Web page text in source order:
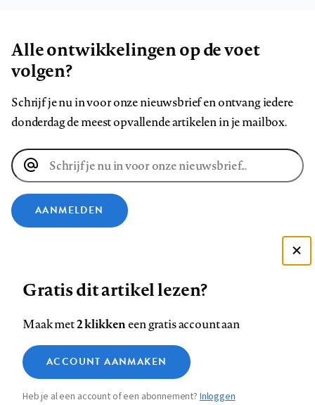
Alle ontwikkelingen op de voet
volgen?
Schrijf je nu in voor onze nieuwsbrief en ontvang iedere
donderdag de meest opvallende artikelen in je mailbox.
E-
mailadres
AANMELDEN
ons
op
Facebook
ons
op
LinkedIn
ons
op
Bluesky
ons
op
Instagram
ons
op
YouTube
ons
Footer
navigation
Contact Colofon Disclaimer Privacy
Medische vragen verdienen
betrouwbare antwoorden
Gratis dit artikel lezen?
Maak met2 klikkeneen gratis account aan
ACCOUNT AANMAKEN
Heb je al een account of een abonnement?Inloggen
Zie onze cookie policy
Analytische cookies
Marketing cookies